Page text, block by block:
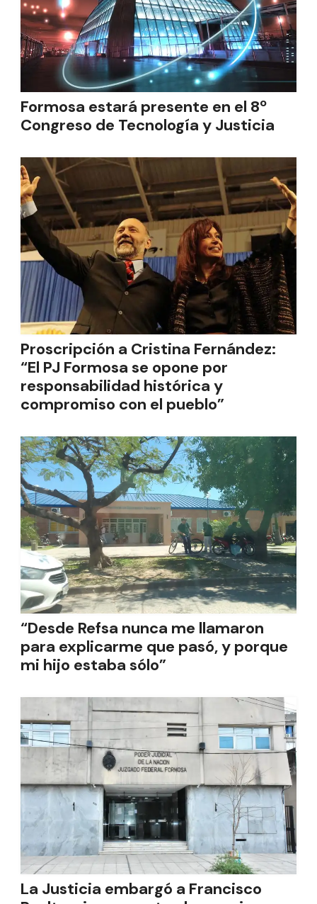
Formosa estará presente en el 8º
Congreso de Tecnología y Justicia
Proscripción a Cristina Fernández:
“El PJ Formosa se opone por
responsabilidad histórica y
compromiso con el pueblo”
“Desde Refsa nunca me llamaron
para explicarme que pasó, y porque
mi hijo estaba sólo”
La Justicia embargó a Francisco